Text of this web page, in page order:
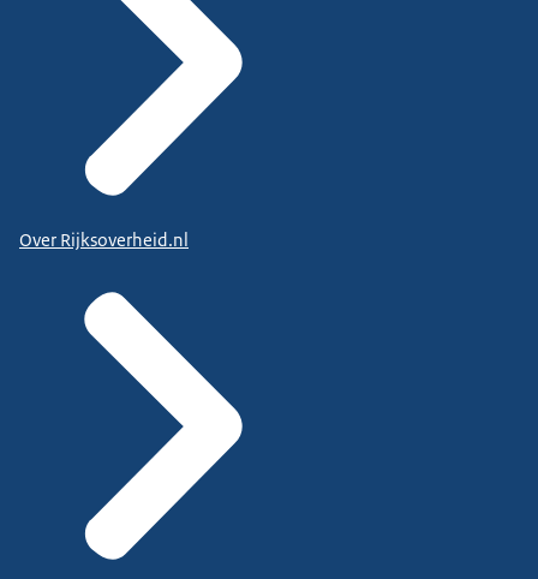
Over Rijksoverheid.nl